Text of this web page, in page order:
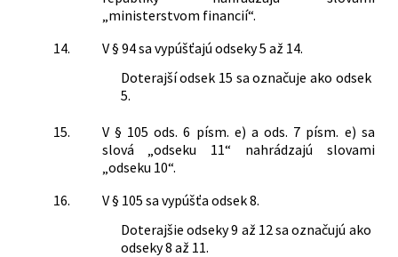
„ministerstvom financií“.
14.
V § 94 sa vypúšťajú odseky 5 až 14.
Doterajší odsek 15 sa označuje ako odsek
5.
15.
V § 105 ods. 6 písm. e) a ods. 7 písm. e) sa
slová „odseku 11“ nahrádzajú slovami
„odseku 10“.
16.
V § 105 sa vypúšťa odsek 8.
Doterajšie odseky 9 až 12 sa označujú ako
odseky 8 až 11.